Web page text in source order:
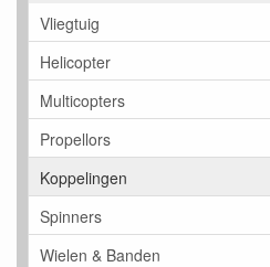
Vliegtuig
Helicopter
Multicopters
Propellors
Koppelingen
Spinners
Wielen & Banden